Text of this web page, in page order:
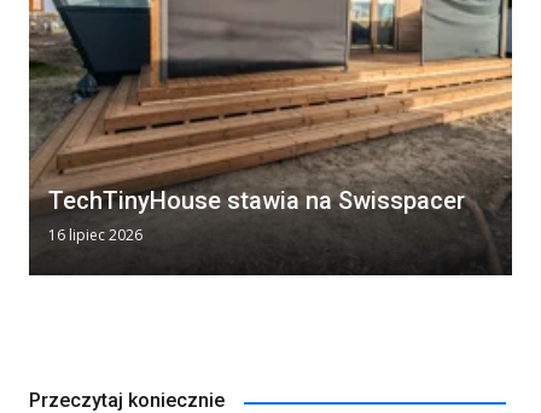
TechTinyHouse stawia na Swisspacer
16 lipiec 2026
Przeczytaj koniecznie